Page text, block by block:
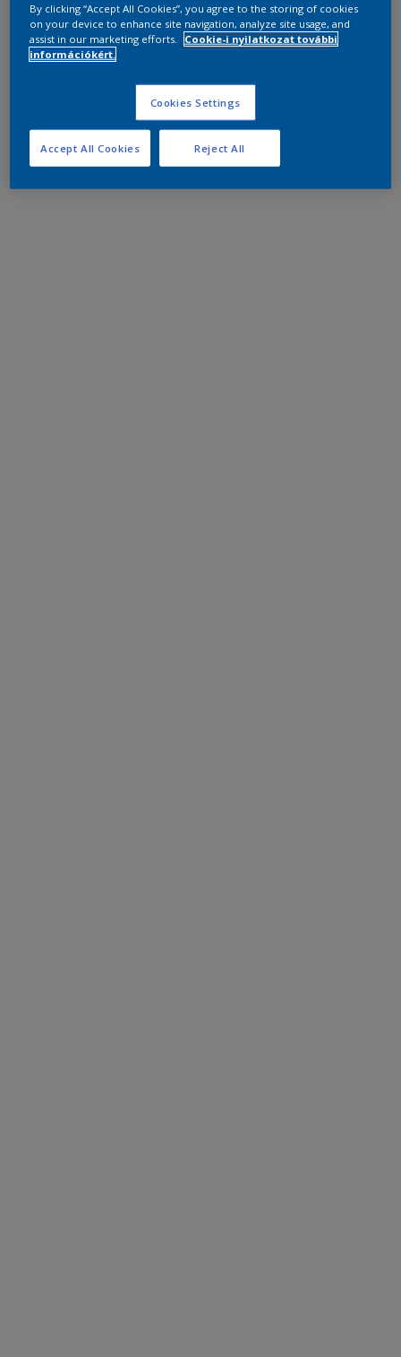
By clicking “Accept All Cookies”, you agree to the storing of cookies
on your device to enhance site navigation, analyze site usage, and
assist in our marketing efforts.
Cookie-i nyilatkozat további
információkért.
Cookies Settings
Reject All
Accept All Cookies